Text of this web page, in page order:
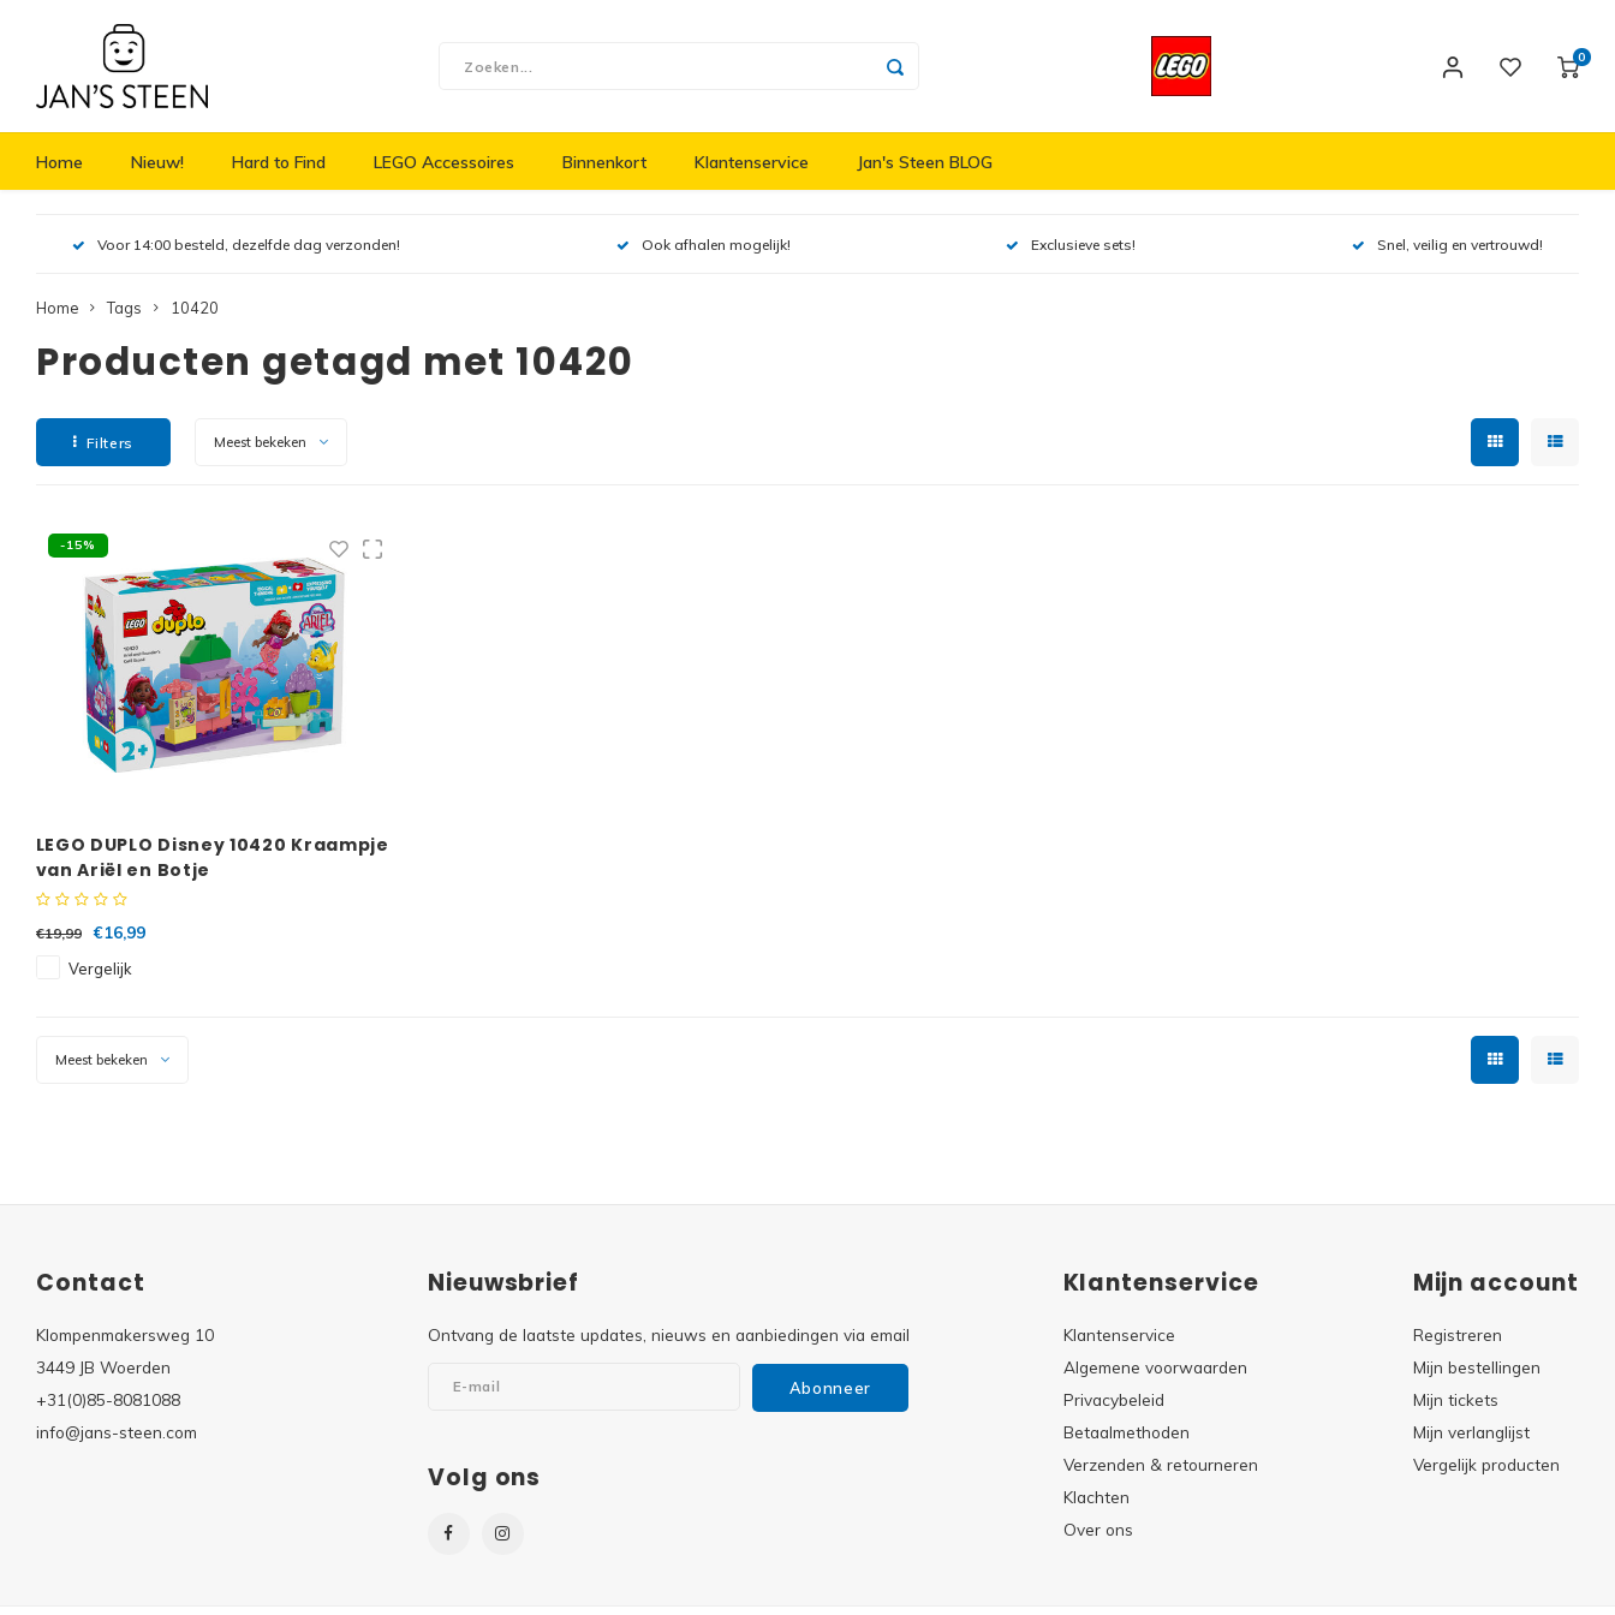
0
Home Nieuw! Hard to Find LEGO Accessoires Binnenkort Klantenservice Jan's Steen BLOG
Voor 14:00 besteld, dezelfde dag verzonden! Ook afhalen mogelijk! Exclusieve sets! Snel, veilig en vertrouwd!
Home Tags 10420
Producten getagd met 10420
Filters Meest bekeken
-15%
LEGO DUPLO Disney 10420 Kraampje
van Ariël en Botje
€19,99
€16,99
Vergelijk
Meest bekeken
Contact
Klompenmakersweg 10
3449 JB Woerden
+31(0)85-8081088
info@jans-steen.com
Nieuwsbrief
Ontvang de laatste updates, nieuws en aanbiedingen via email
Abonneer
Volg ons
Klantenservice
Klantenservice
Algemene voorwaarden
Privacybeleid
Betaalmethoden
Verzenden & retourneren
Klachten
Over ons
Mijn account
Registreren
Mijn bestellingen
Mijn tickets
Mijn verlanglijst
Vergelijk producten